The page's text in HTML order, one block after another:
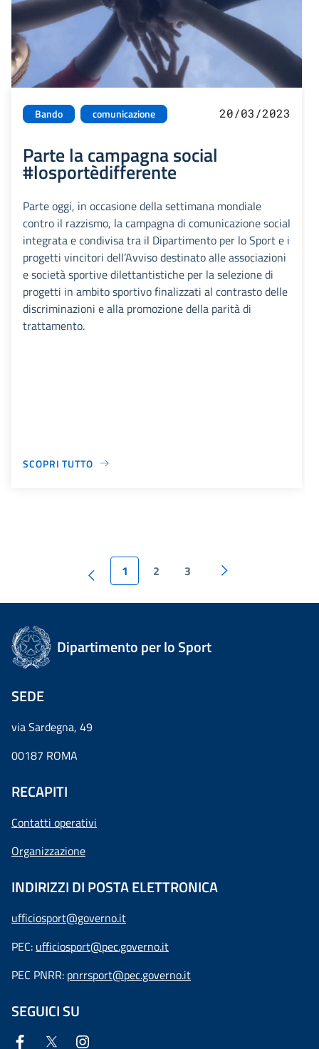
Bando comunicazione 20/03/2023
Parte la campagna social
#losportèdifferente
Parte oggi, in occasione della settimana mondiale
contro il razzismo, la campagna di comunicazione social
integrata e condivisa tra il Dipartimento per lo Sport e i
progetti vincitori dell’Avviso destinato alle associazioni
e società sportive dilettantistiche per la selezione di
progetti in ambito sportivo finalizzati al contrasto delle
discriminazioni e alla promozione della parità di
trattamento.
SCOPRI TUTTO
1 2 3
Dipartimento per lo Sport
SEDE
via Sardegna, 49
00187 ROMA
RECAPITI
Contatti operativi
Organizzazione
INDIRIZZI DI POSTA ELETTRONICA
ufficiosport@governo.it
PEC: ufficiosport@pec.governo.it
PEC PNRR: pnrrsport@pec.governo.it
SEGUICI SU